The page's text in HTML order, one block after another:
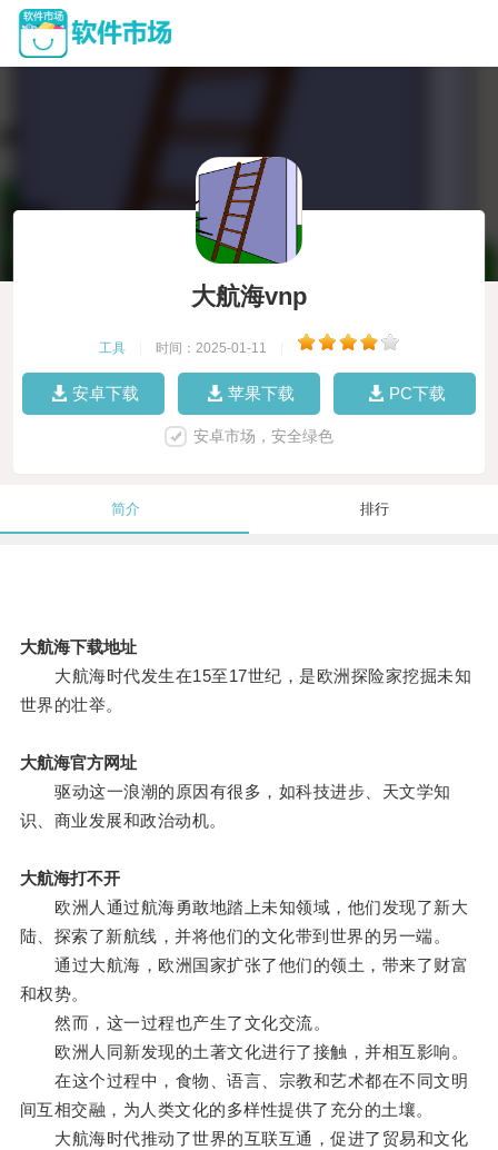
大航海vnp
工具 时间：2025-01-11
安卓下载 苹果下载 PC下载
安卓市场，安全绿色
简介 排行
大航海下载地址
大航海时代发生在15至17世纪，是欧洲探险家挖掘未知
世界的壮举。
大航海官方网址
驱动这一浪潮的原因有很多，如科技进步、天文学知
识、商业发展和政治动机。
大航海打不开
欧洲人通过航海勇敢地踏上未知领域，他们发现了新大
陆、探索了新航线，并将他们的文化带到世界的另一端。
通过大航海，欧洲国家扩张了他们的领土，带来了财富
和权势。
然而，这一过程也产生了文化交流。
欧洲人同新发现的土著文化进行了接触，并相互影响。
在这个过程中，食物、语言、宗教和艺术都在不同文明
间互相交融，为人类文化的多样性提供了充分的土壤。
大航海时代推动了世界的互联互通，促进了贸易和文化